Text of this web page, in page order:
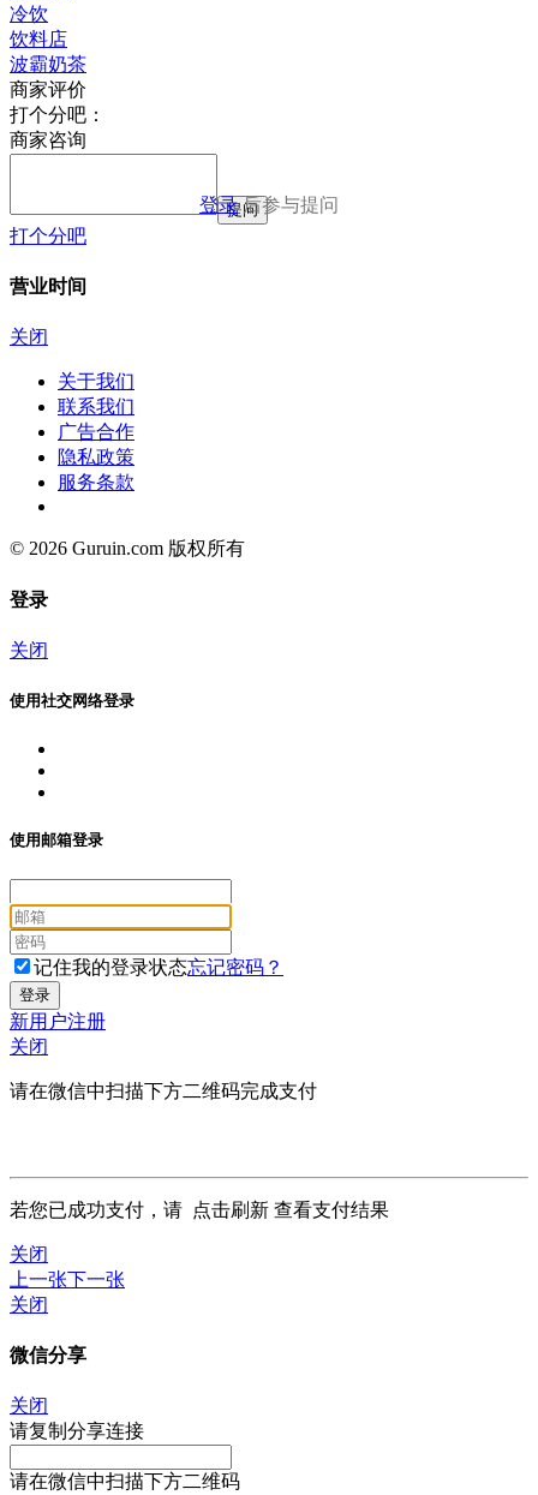
冷饮
饮料店
波霸奶茶
商家评价
打个分吧：
商家咨询
登录后参与提问
提问
打个分吧
营业时间
关闭
关于我们
联系我们
广告合作
隐私政策
服务条款
© 2026 Guruin.com 版权所有
登录
关闭
使用社交网络登录
使用邮箱登录
记住我的登录状态忘记密码？
新用户注册
关闭
请在微信中扫描下方二维码完成支付
若您已成功支付，请 点击刷新 查看支付结果
关闭
上一张下一张
关闭
微信分享
关闭
请复制分享连接
请在微信中扫描下方二维码